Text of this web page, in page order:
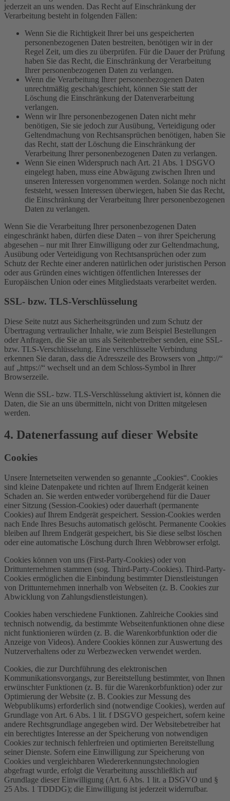
jederzeit an uns wenden. Das Recht auf Einschränkung der
Verarbeitung besteht in folgenden Fällen:
Wenn Sie die Richtigkeit Ihrer bei uns gespeicherten
personenbezogenen Daten bestreiten, benötigen wir in der
Regel Zeit, um dies zu überprüfen. Für die Dauer der Prüfung
haben Sie das Recht, die Einschränkung der Verarbeitung
Ihrer personenbezogenen Daten zu verlangen.
Wenn die Verarbeitung Ihrer personenbezogenen Daten
unrechtmäßig geschah/geschieht, können Sie statt der
Löschung die Einschränkung der Datenverarbeitung
verlangen.
Wenn wir Ihre personenbezogenen Daten nicht mehr
benötigen, Sie sie jedoch zur Ausübung, Verteidigung oder
Geltendmachung von Rechtsansprüchen benötigen, haben Sie
das Recht, statt der Löschung die Einschränkung der
Verarbeitung Ihrer personenbezogenen Daten zu verlangen.
Wenn Sie einen Widerspruch nach Art. 21 Abs. 1 DSGVO
eingelegt haben, muss eine Abwägung zwischen Ihren und
unseren Interessen vorgenommen werden. Solange noch nicht
feststeht, wessen Interessen überwiegen, haben Sie das Recht,
die Einschränkung der Verarbeitung Ihrer personenbezogenen
Daten zu verlangen.
Wenn Sie die Verarbeitung Ihrer personenbezogenen Daten
eingeschränkt haben, dürfen diese Daten – von ihrer Speicherung
abgesehen – nur mit Ihrer Einwilligung oder zur Geltendmachung,
Ausübung oder Verteidigung von Rechtsansprüchen oder zum
Schutz der Rechte einer anderen natürlichen oder juristischen Person
oder aus Gründen eines wichtigen öffentlichen Interesses der
Europäischen Union oder eines Mitgliedstaats verarbeitet werden.
SSL- bzw. TLS-Verschlüsselung
Diese Seite nutzt aus Sicherheitsgründen und zum Schutz der
Übertragung vertraulicher Inhalte, wie zum Beispiel Bestellungen
oder Anfragen, die Sie an uns als Seitenbetreiber senden, eine SSL-
bzw. TLS-Verschlüsselung. Eine verschlüsselte Verbindung
erkennen Sie daran, dass die Adresszeile des Browsers von „http://“
auf „https://“ wechselt und an dem Schloss-Symbol in Ihrer
Browserzeile.
Wenn die SSL- bzw. TLS-Verschlüsselung aktiviert ist, können die
Daten, die Sie an uns übermitteln, nicht von Dritten mitgelesen
werden.
4. Datenerfassung auf dieser Website
Cookies
Unsere Internetseiten verwenden so genannte „Cookies“. Cookies
sind kleine Datenpakete und richten auf Ihrem Endgerät keinen
Schaden an. Sie werden entweder vorübergehend für die Dauer
einer Sitzung (Session-Cookies) oder dauerhaft (permanente
Cookies) auf Ihrem Endgerät gespeichert. Session-Cookies werden
nach Ende Ihres Besuchs automatisch gelöscht. Permanente Cookies
bleiben auf Ihrem Endgerät gespeichert, bis Sie diese selbst löschen
oder eine automatische Löschung durch Ihren Webbrowser erfolgt.
Cookies können von uns (First-Party-Cookies) oder von
Drittunternehmen stammen (sog. Third-Party-Cookies). Third-Party-
Cookies ermöglichen die Einbindung bestimmter Dienstleistungen
von Drittunternehmen innerhalb von Webseiten (z. B. Cookies zur
Abwicklung von Zahlungsdienstleistungen).
Cookies haben verschiedene Funktionen. Zahlreiche Cookies sind
technisch notwendig, da bestimmte Webseitenfunktionen ohne diese
nicht funktionieren würden (z. B. die Warenkorbfunktion oder die
Anzeige von Videos). Andere Cookies können zur Auswertung des
Nutzerverhaltens oder zu Werbezwecken verwendet werden.
Cookies, die zur Durchführung des elektronischen
Kommunikationsvorgangs, zur Bereitstellung bestimmter, von Ihnen
erwünschter Funktionen (z. B. für die Warenkorbfunktion) oder zur
Optimierung der Website (z. B. Cookies zur Messung des
Webpublikums) erforderlich sind (notwendige Cookies), werden auf
Grundlage von Art. 6 Abs. 1 lit. f DSGVO gespeichert, sofern keine
andere Rechtsgrundlage angegeben wird. Der Websitebetreiber hat
ein berechtigtes Interesse an der Speicherung von notwendigen
Cookies zur technisch fehlerfreien und optimierten Bereitstellung
seiner Dienste. Sofern eine Einwilligung zur Speicherung von
Cookies und vergleichbaren Wiedererkennungstechnologien
abgefragt wurde, erfolgt die Verarbeitung ausschließlich auf
Grundlage dieser Einwilligung (Art. 6 Abs. 1 lit. a DSGVO und §
25 Abs. 1 TDDDG); die Einwilligung ist jederzeit widerrufbar.